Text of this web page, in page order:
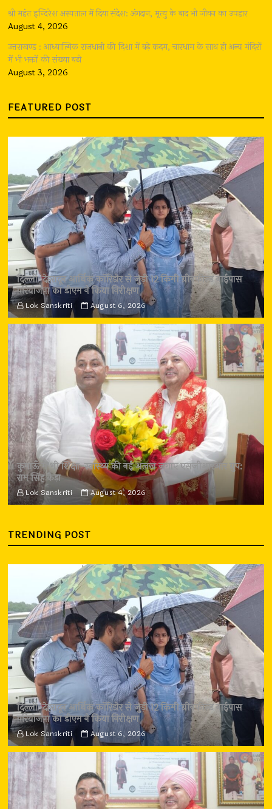
श्री महंत इन्दिरेश अस्पताल में दिया संदेश: अंगदान, मृत्यु के बाद भी जीवन का उपहार
August 4, 2026
उत्तराखण्ड : आध्यात्मिक राजधानी की दिशा में बढ़े कदम, चारधाम के साथ ही अन्य मंदिरों
में भी भक्तों की संख्या बढ़ी
August 3, 2026
FEATURED POST
दिल्ली-देहरादून आर्थिक कॉरिडोर से जुड़ी 12 किमी ग्रीनफील्ड बाईपास
परियोजना का डीएम ने किया निरीक्षण
Lok Sanskriti August 6, 2026
कुमाऊँ में भी शिक्षा-स्वास्थ्य की नई अलख जगाए एसजीआरआर ग्रुप:
राम सिंह कैड़ा
Lok Sanskriti August 4, 2026
TRENDING POST
दिल्ली-देहरादून आर्थिक कॉरिडोर से जुड़ी 12 किमी ग्रीनफील्ड बाईपास
परियोजना का डीएम ने किया निरीक्षण
Lok Sanskriti August 6, 2026